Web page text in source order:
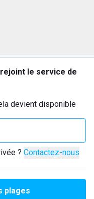
le service de
devient disponible
? Contactez-nous
plages